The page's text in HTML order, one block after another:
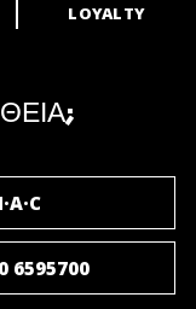
LOYALTY
6595700